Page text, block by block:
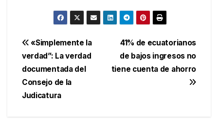
Navegación
de
entradas
41% de ecuatorianos
de bajos ingresos no
tiene cuenta de ahorro
«Simplemente la
verdad”: La verdad
documentada del
Consejo de la
Judicatura